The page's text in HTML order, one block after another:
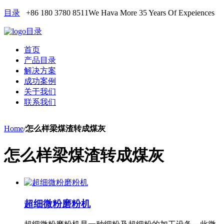
目录 +86 180 3780 8511We Hava More 35 Years Of Expeiences
目录
首页
产品目录
解决方案
成功案例
关于我们
联系我们
Home/怎么样梁煤渣转成煤灰
怎么样梁煤渣转成煤灰
超细微粉磨粉机